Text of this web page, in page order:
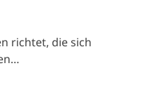
richtet, die sich